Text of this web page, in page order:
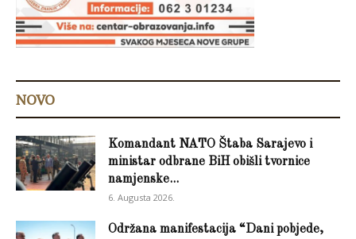
NOVO
Komandant NATO Štaba Sarajevo i
ministar odbrane BiH obišli tvornice
namjenske...
6. Augusta 2026.
Održana manifestacija “Dani pobjede,